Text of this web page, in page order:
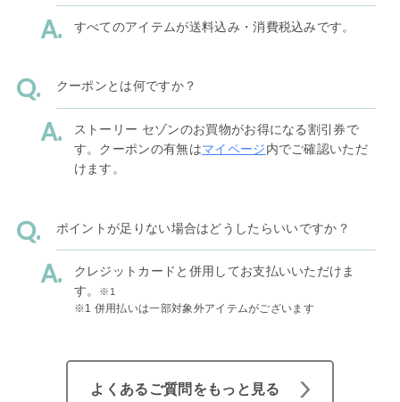
すべてのアイテムが送料込み・消費税込みです。
クーポンとは何ですか？
ストーリー セゾンのお買物がお得になる割引券で
す。クーポンの有無はマイページ内でご確認いただ
けます。
ポイントが足りない場合はどうしたらいいですか？
クレジットカードと併用してお支払いいただけま
す。
※1
※1 併用払いは一部対象外アイテムがございます
よくあるご質問をもっと見る